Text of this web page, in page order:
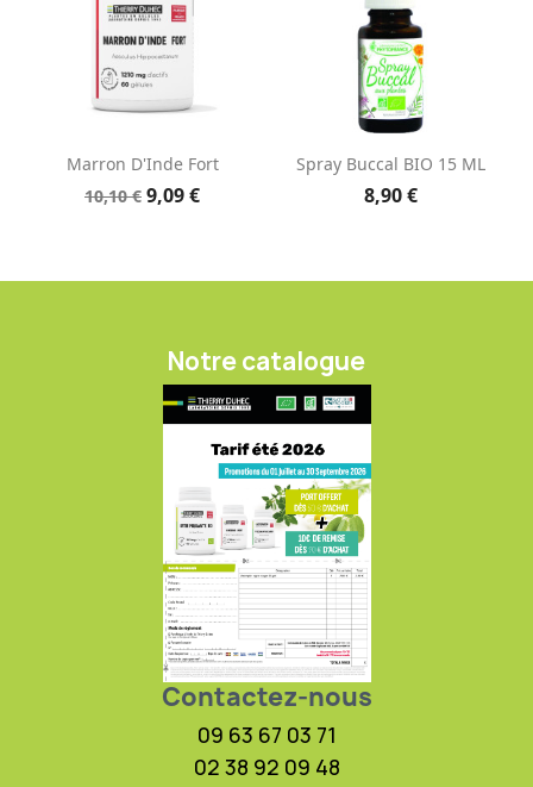
Marron D'Inde Fort
10,10 € 9,09 €
Spray Buccal BIO 15 ML
8,90 €
Notre catalogue
Contactez-nous
09 63 67 03 71
02 38 92 09 48